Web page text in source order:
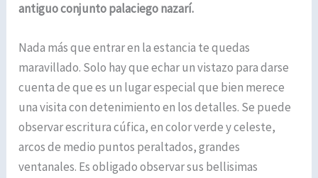
antiguo conjunto palaciego nazarí.
Nada más que entrar en la estancia te quedas
maravillado. Solo hay que echar un vistazo para darse
cuenta de que es un lugar especial que bien merece
una visita con detenimiento en los detalles. Se puede
observar escritura cúfica, en color verde y celeste,
arcos de medio puntos peraltados, grandes
ventanales. Es obligado observar sus bellisimas